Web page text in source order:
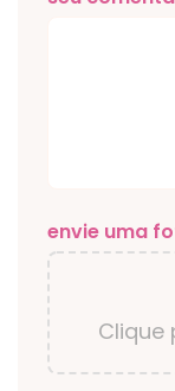
envie uma
Clique